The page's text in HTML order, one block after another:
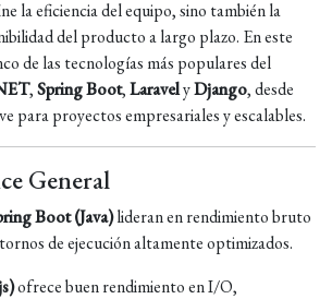
la eficiencia del equipo, sino también la
del producto a largo plazo. En este
de las tecnologías más populares del
,Spring Boot,LaravelyDjango, desde
para proyectos empresariales y escalables.
General
Boot (Java)lideran en rendimiento bruto
de ejecución altamente optimizados.
ofrece buen rendimiento en I/O,